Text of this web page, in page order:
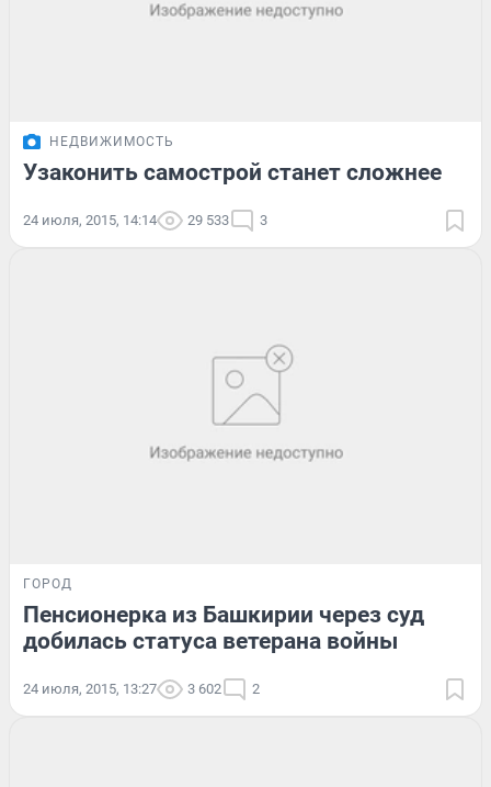
НЕДВИЖИМОСТЬ
Узаконить самострой станет сложнее
24 июля, 2015, 14:14 29 533 3
ГОРОД
Пенсионерка из Башкирии через суд
добилась статуса ветерана войны
24 июля, 2015, 13:27 3 602 2